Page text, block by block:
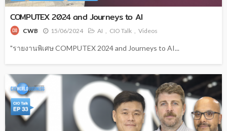
COMPUTEX 2024 and Journeys to AI
CWB 15/06/2024 AI CIO Talk Videos
"รายงานพิเศษ COMPUTEX 2024 and Journeys to AI...